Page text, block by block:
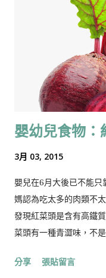
嬰幼兒食物：
3月 03, 2015
嬰兒在6月大後已不能
媽認為吃太多的肉類不
發現紅菜頭是含有高鐵
菜頭有一種青澀味，不
1/3個，視乎其大小) 2.
分享 張貼留言